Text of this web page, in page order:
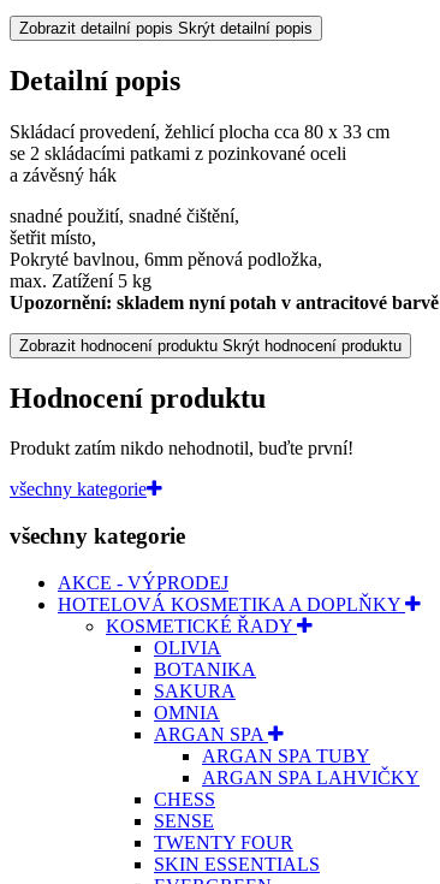
Zobrazit detailní popis Skrýt detailní popis
Detailní popis
Skládací provedení, žehlicí plocha cca 80 x 33 cm
se 2 skládacími patkami z pozinkované oceli
a závěsný hák
snadné použití, snadné čištění,
šetřit místo,
Pokryté bavlnou, 6mm pěnová podložka,
max. Zatížení 5 kg
Upozornění: skladem nyní potah v antracitové barvě
Zobrazit hodnocení produktu Skrýt hodnocení produktu
Hodnocení produktu
Produkt zatím nikdo nehodnotil, buďte první!
všechny kategorie
všechny kategorie
AKCE - VÝPRODEJ
HOTELOVÁ KOSMETIKA A DOPLŇKY
KOSMETICKÉ ŘADY
OLIVIA
BOTANIKA
SAKURA
OMNIA
ARGAN SPA
ARGAN SPA TUBY
ARGAN SPA LAHVIČKY
CHESS
SENSE
TWENTY FOUR
SKIN ESSENTIALS